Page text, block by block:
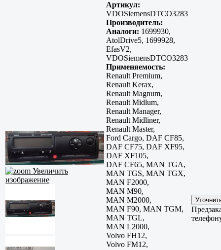
Увеличить
изображение
Артикул:
VDOSiemensDTCO3283
Производитель:
Аналоги: 1699930,
AtolDrive5, 1699928,
EfasV2,
VDOSiemensDTCO3283
Применяемость:
Renault Premium,
Renault Kerax,
Renault Magnum,
Renault Midlum,
Renault Manager,
Renault Midliner,
Renault Master,
Ford Cargo, DAF CF85,
DAF CF75, DAF XF95,
DAF XF105,
DAF CF65, MAN TGA,
MAN TGS, MAN TGX,
MAN F2000,
MAN M90,
MAN M2000,
MAN F90, MAN TGM,
MAN TGL,
MAN L2000,
Volvo FH12,
Volvo FM12,